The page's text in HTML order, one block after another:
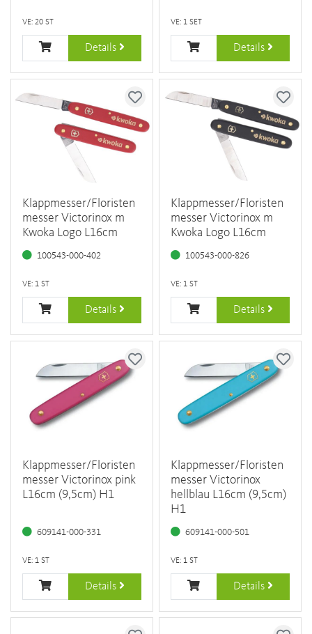
VE: 20 ST
Details
VE: 1 SET
Details
Klappmesser/Floristen
messer Victorinox m
Kwoka Logo L16cm
100543-000-402
VE: 1 ST
Details
Klappmesser/Floristen
messer Victorinox m
Kwoka Logo L16cm
100543-000-826
VE: 1 ST
Details
Klappmesser/Floristen
messer Victorinox pink
L16cm (9,5cm) H1
609141-000-331
VE: 1 ST
Details
Klappmesser/Floristen
messer Victorinox
hellblau L16cm (9,5cm)
H1
609141-000-501
VE: 1 ST
Details